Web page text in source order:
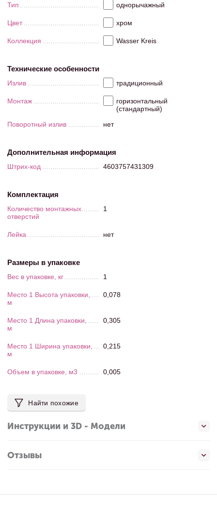
Тип однорычажный
Цвет хром
Коллекция Wasser Kreis
Технические особенности
Излив традиционный
Монтаж
горизонтальный
(стандартный)
Поворотный излив
нет
Дополнительная информация
Штрих-код 4603757431309
Комплектация
Количество монтажных
отверстий
1
Лейка нет
Размеры в упаковке
Вес в упаковке, кг 1
Место 1 Высота упаковки,
м
0,078
Место 1 Длина упаковки,
м
0,305
Место 1 Ширина упаковки,
м
0,215
Объем в упаковке, м3 0,005
Найти похожие
Инструкции и 3D - Модели
Отзывы